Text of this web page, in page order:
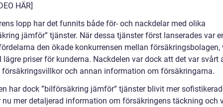
HÄR]
lopp har det funnits både för- och nackdelar med olika
jämför” tjänster. När dessa tjänster först lanserades var
den ökade konkurrensen mellan försäkringsbolagen,
lägre priser för kunderna. Nackdelen var dock att det var svårt
och annan information om försäkringarna.
har dock ”bilförsäkring jämför” tjänster blivit mer
nu mer detaljerad information om försäkringens täckning och